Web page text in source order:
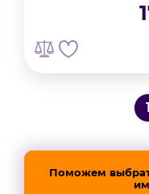
1
Поможем